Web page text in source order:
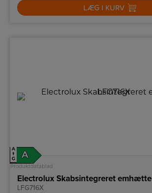
LÆG I KURV
A
↑
G
A
Produktdatablad
Electrolux Skabsintegreret emhætte
LFG716X